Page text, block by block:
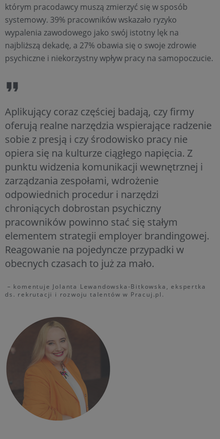
którym pracodawcy muszą zmierzyć się w sposób
systemowy. 39% pracowników wskazało ryzyko
wypalenia zawodowego jako swój istotny lęk na
najbliższą dekadę, a 27% obawia się o swoje zdrowie
psychiczne i niekorzystny wpływ pracy na samopoczucie.
Aplikujący coraz częściej badają, czy firmy
oferują realne narzędzia wspierające radzenie
sobie z presją i czy środowisko pracy nie
opiera się na kulturze ciągłego napięcia. Z
punktu widzenia komunikacji wewnętrznej i
zarządzania zespołami, wdrożenie
odpowiednich procedur i narzędzi
chroniących dobrostan psychiczny
pracowników powinno stać się stałym
elementem strategii employer brandingowej.
Reagowanie na pojedyncze przypadki w
obecnych czasach to już za mało.
– komentuje Jolanta Lewandowska-Bitkowska, ekspertka
ds. rekrutacji i rozwoju talentów w Pracuj.pl.